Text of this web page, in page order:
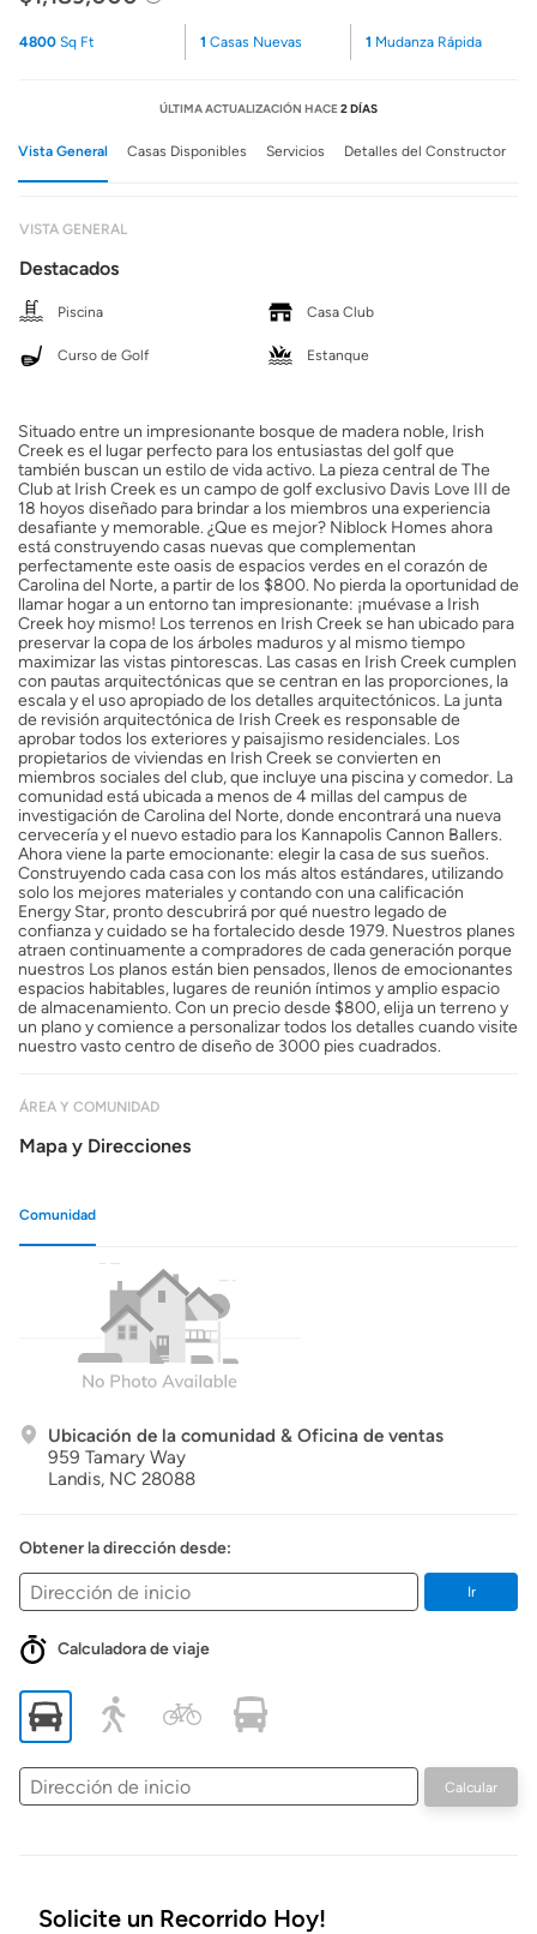
4800 Sq Ft 1 Casas Nuevas 1 Mudanza Rápida
ÚLTIMA ACTUALIZACIÓN HACE2 DÍAS
Vista General Casas Disponibles Servicios Detalles del Constructor
VISTA GENERAL
Destacados
Piscina Casa Club
Curso de Golf Estanque
Situado entre un impresionante bosque de madera noble, Irish
Creek es el lugar perfecto para los entusiastas del golf que
también buscan un estilo de vida activo. La pieza central de The
Club at Irish Creek es un campo de golf exclusivo Davis Love III de
18 hoyos diseñado para brindar a los miembros una experiencia
desafiante y memorable. ¿Que es mejor? Niblock Homes ahora
está construyendo casas nuevas que complementan
perfectamente este oasis de espacios verdes en el corazón de
Carolina del Norte, a partir de los $800. No pierda la oportunidad de
llamar hogar a un entorno tan impresionante: ¡muévase a Irish
Creek hoy mismo! Los terrenos en Irish Creek se han ubicado para
preservar la copa de los árboles maduros y al mismo tiempo
maximizar las vistas pintorescas. Las casas en Irish Creek cumplen
con pautas arquitectónicas que se centran en las proporciones, la
escala y el uso apropiado de los detalles arquitectónicos. La junta
de revisión arquitectónica de Irish Creek es responsable de
aprobar todos los exteriores y paisajismo residenciales. Los
propietarios de viviendas en Irish Creek se convierten en
miembros sociales del club, que incluye una piscina y comedor. La
comunidad está ubicada a menos de 4 millas del campus de
investigación de Carolina del Norte, donde encontrará una nueva
cervecería y el nuevo estadio para los Kannapolis Cannon Ballers.
Ahora viene la parte emocionante: elegir la casa de sus sueños.
Construyendo cada casa con los más altos estándares, utilizando
solo los mejores materiales y contando con una calificación
Energy Star, pronto descubrirá por qué nuestro legado de
confianza y cuidado se ha fortalecido desde 1979. Nuestros planes
atraen continuamente a compradores de cada generación porque
nuestros Los planos están bien pensados, llenos de emocionantes
espacios habitables, lugares de reunión íntimos y amplio espacio
de almacenamiento. Con un precio desde $800, elija un terreno y
un plano y comience a personalizar todos los detalles cuando visite
nuestro vasto centro de diseño de 3000 pies cuadrados.
ÁREA Y COMUNIDAD
Mapa y Direcciones
Comunidad
Ubicación de la comunidad & Oficina de ventas
959 Tamary Way
Landis, NC 28088
Obtener la dirección desde:
Ir
Calculadora de viaje
Dirección
de
Calcular
Solicite un Recorrido Hoy!